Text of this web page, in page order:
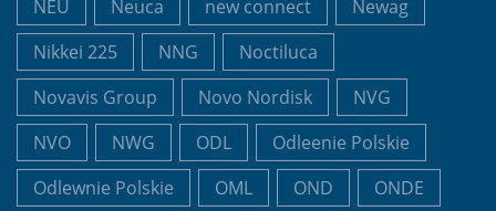
NEU
Neuca new connect
Newag
Nikkei 225
NNG
Noctiluca
Novavis Group
Novo Nordisk
NVG
NVO
NWG ODL
Odleenie Polskie
Odlewnie Polskie
OML OND
ONDE